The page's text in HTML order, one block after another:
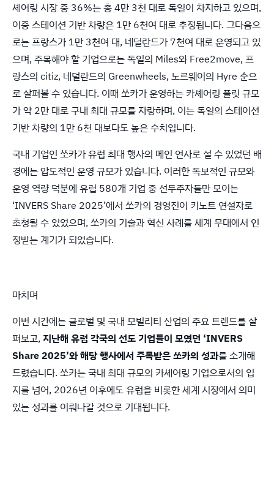
셰어링 시장 중 36%는 총 4만 3천 대로 독일이 차지하고 있으며,
이중 스테이션 기반 차량은 1만 6천여 대로 추정됩니다. 그다음으
로는 프랑스가 1만 3천여 대, 네덜란드가 7천여 대로 운영되고 있
으며, 주목해야 할 기업으로는 독일의 Miles와 Free2move, 프
랑스의 citiz, 네덜란드의 Greenwheels, 노르웨이의 Hyre 순으
로 살펴볼 수 있습니다. 이때 쏘카가 운영하는 카셰어링 플릿 규모
가 약 2만 대로 구내 최대 규모를 자랑하며, 이는 독일의 스테이션
기반 차량의 1만 6천 대보다도 높은 수치입니다.
국내 기업인 쏘카가 유럽 최대 행사의 메인 연사로 설 수 있었던 배
경에는 압도적인 운영 규모가 있습니다. 이러한 독보적인 규모와
운영 역량 덕분에 유럽 580개 기업 중 선두주자들만 모이는
‘INVERS Share 2025’에서 쏘카의 경영진이 키노트 연설자로
초청될 수 있었으며, 쏘카의 기술과 혁신 사례를 세계 무대에서 인
정받는 계기가 되었습니다.
마치며
이번 시간에는 글로벌 및 국내 모빌리티 산업의 주요 트렌드를 살
펴보고,지난해 유럽 각국의 선도 기업들이 모였던 ‘INVERS
Share 2025’와 해당 행사에서 주목받은 쏘카의 성과를 소개해
드렸습니다. 쏘카는 국내 최대 규모의 카셰어링 기업으로서의 입
지를 넘어, 2026년 이후에도 유럽을 비롯한 세계 시장에서 의미
있는 성과를 이뤄나갈 것으로 기대됩니다.